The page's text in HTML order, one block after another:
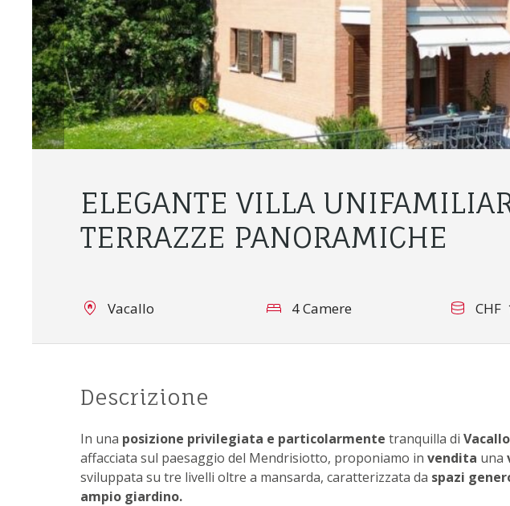
ELEGANTE VILLA
TERRAZZE PANORAMICHE
Vacallo 4 Camere CHF
Descrizione
In una posizione privilegiata e particolarmente tranquilla di
affacciata sul paesaggio del Mendrisiotto, proponiamo in vendita una
sviluppata su tre livelli oltre a mansarda, caratterizzata da spazi
ampio giardino.